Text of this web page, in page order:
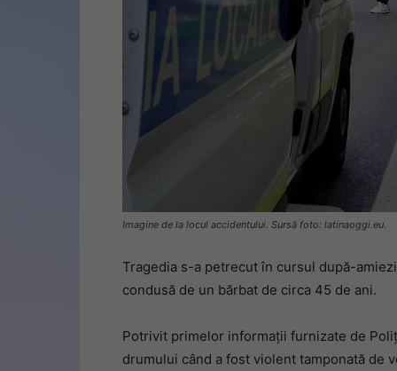
Imagine de la locul accidentului. Sursă foto: latinaoggi.eu.
Tragedia s-a petrecut în cursul după-
condusă de un bărbat de circa 45 de ani.
Potrivit primelor informații furnizate de
drumului când a fost violent tamponată de